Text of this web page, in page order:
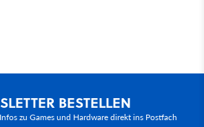
BESTELLEN
zu Games und Hardware direkt ins Postfach